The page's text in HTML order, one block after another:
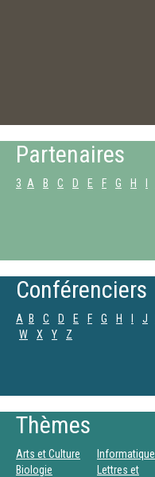
Partenaires
3 A B C D E F G H
Conférenciers
A B C D E F G H J
W
X Y Z
Thèmes
Arts et Culture
Biologie
Informatique
Lettres et